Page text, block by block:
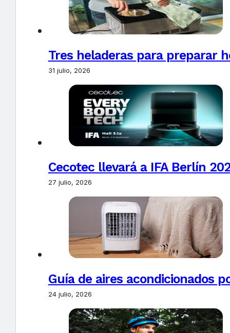
Tres heladeras para preparar
31 julio, 2026
Cecotec llevará a IFA Berlín
27 julio, 2026
Guía de aires acondicionados
24 julio, 2026